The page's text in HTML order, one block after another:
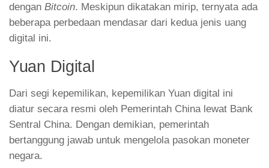
dengan Bitcoin. Meskipun dikatakan mirip, ternyata ada
beberapa perbedaan mendasar dari kedua jenis uang
digital ini.
Yuan Digital
Dari segi kepemilikan, kepemilikan Yuan digital ini
diatur secara resmi oleh Pemerintah China lewat Bank
Sentral China. Dengan demikian, pemerintah
bertanggung jawab untuk mengelola pasokan moneter
negara.